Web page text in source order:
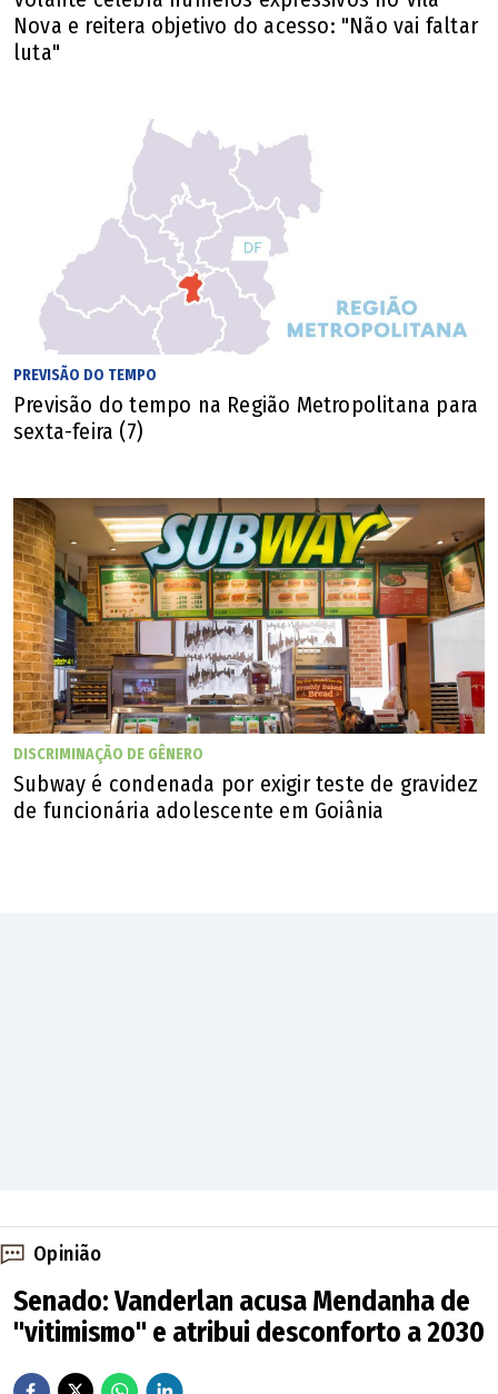
Como doar sangue
Local: Hospital das Clínicas (HC/UFG)
Endereço: 1ª Avenida, s/nº, Setor Leste
Universitário, Goiânia
Em nome de: Alcemir da Luz Carlos Filho (Eduardo,
da dupla com Derick)
Tipo sanguíneo: qualquer tipo de sangue
Alcemir da Luz Carlos Filho, o Eduardo, da dupla com Derick, está sob
acompanhamento médico e aguarda novos exames, segundo a equipe do artista
(Reprodução/Instagram de Derick e Eduardo)
Nova e reitera objetivo do acesso: "Não vai faltar
luta"
PREVISÃO DO TEMPO
Previsão do tempo na Região Metropolitana para
sexta-feira (7)
DISCRIMINAÇÃO DE GÊNERO
Subway é condenada por exigir teste de gravidez
de funcionária adolescente em Goiânia
Opinião
Senado: Vanderlan acusa Mendanha de
"vitimismo" e atribui desconforto a 2030